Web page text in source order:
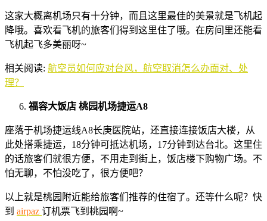
这家大概离机场只有十分钟，而且这里最佳的美景就是飞机起
降哦。喜欢看飞机的旅客们得到这里住了哦。在房间里还能看
飞机起飞多美丽呀~
相关阅读: 航空员如何应对台风，航空取消怎么办面对、处
理？
福容大饭店 桃园机场捷运A8
座落于机场捷运线A8长庚医院站，还直接连接饭店大楼，从
此处搭乘捷运，18分钟可抵达机场，17分钟到达台北。这里住
的话旅客们就很方便，不用走到街上，饭店楼下购物广场。不
怕无聊，不怕没吃了，很方便吧？
以上就是桃园附近能给旅客们推荐的住宿了。还等什么呢？快
到 airpaz 订机票飞到桃园啊~